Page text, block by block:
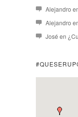
Alejandro
Alejandro
José en